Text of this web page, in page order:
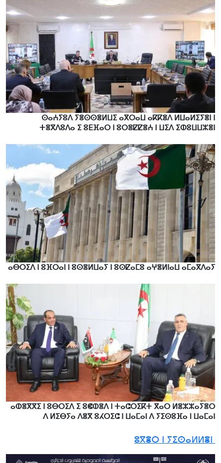
ⵙⴰⵄⵢⵓⴷ ⵢⴻⵙⵙⴻⵍⵡⵉ ⴰⴳⵔⴰⵡ ⴰⴽⴽⴻⴷ ⵍⵡⴰⵍⵉⵢⴻⵏ ⵏ
ⵜⴻⴳⴷⵓⴷⴰ ⵉ ⵓⴹⴼⴰⵔ ⵏ ⵓⵔⴻⵇⵇⴻⵄ ⵏ ⵡⵉⴷ ⵉⵀⵓⵡⵡⵣⴻⵏ
ⴰⴱⵔⵉⴷ ⵏ ⵓⴼⵔⴰⵏ ⵏ ⵓⵙⴻⵍⵡⴰⵢ ⵏ ⵓⵙⵇⴰⵎⵓ ⴰⵖⴻⵍⵏⴰⵡ ⴰⵎⴰⴳⴷⴰⵢ
ⴰⵀⴻⴳⴳⵉ ⵏ ⵓⴱⵔⵉⴷ ⵉ ⵓⵞⵀⴻⴷ ⵏ ⵜⴰⵛⵔⵉⴽⵜ ⴳⴰⵔ ⵍⴻⵣⵣⴰⵢⴻⵔ
ⴷ ⵍⵉⴱⵢⴰ ⴷⴻⴳ ⵓⵃⵔⵉⵛ ⵏ ⵡⴰⵎⴰⵏ ⴷ ⵢⵉⵙⵓⴼⴰ ⵏ ⵡⴰⵎⴰⵏ